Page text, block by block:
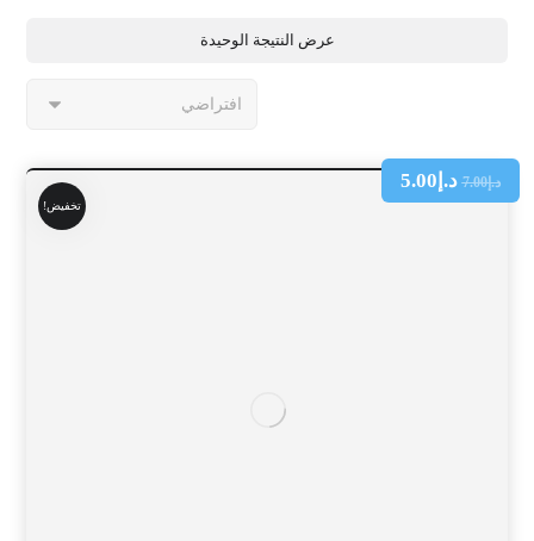
عرض النتيجة الوحيدة
تخفيض!
د.إ7.00 د.إ 5.00